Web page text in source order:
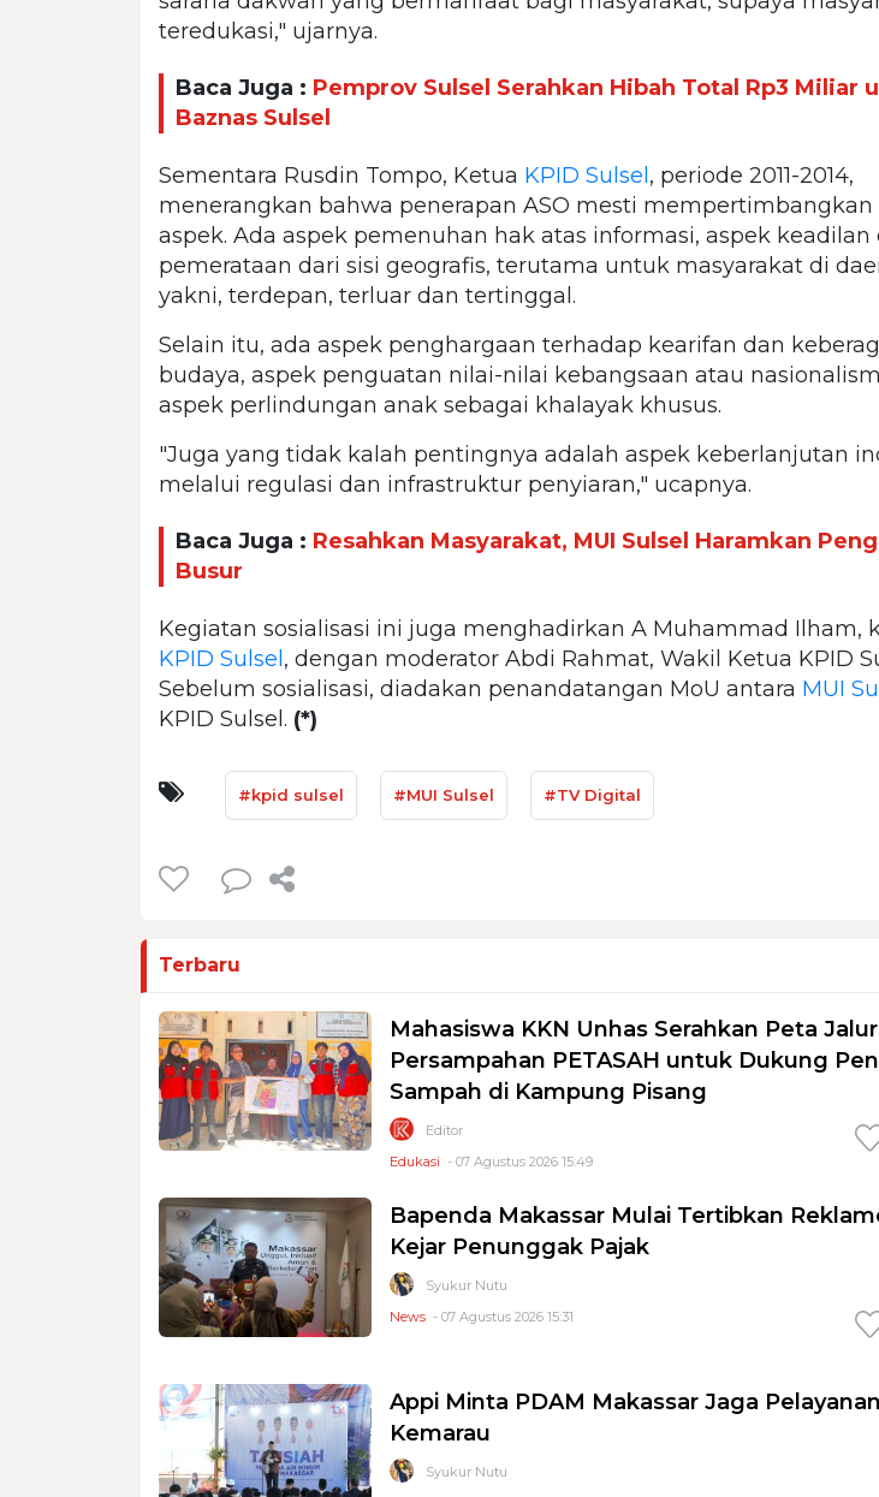
teredukasi," ujarnya.
Baca Juga : Pemprov Sulsel Serahkan Hibah Total Rp3 Miliar
Baznas Sulsel
Sementara Rusdin Tompo, Ketua KPID Sulsel, periode 2011-2014,
menerangkan bahwa penerapan ASO mesti mempertimbangkan
aspek. Ada aspek pemenuhan hak atas informasi, aspek keadilan
pemerataan dari sisi geografis, terutama untuk masyarakat di
yakni, terdepan, terluar dan tertinggal.
Selain itu, ada aspek penghargaan terhadap kearifan dan
budaya, aspek penguatan nilai-nilai kebangsaan atau
aspek perlindungan anak sebagai khalayak khusus.
"Juga yang tidak kalah pentingnya adalah aspek keberlanjutan
melalui regulasi dan infrastruktur penyiaran," ucapnya.
Baca Juga : Resahkan Masyarakat, MUI Sulsel Haramkan
Busur
Kegiatan sosialisasi ini juga menghadirkan A Muhammad Ilham,
KPID Sulsel, dengan moderator Abdi Rahmat, Wakil Ketua KPID
Sebelum sosialisasi, diadakan penandatangan MoU antara MUI
KPID Sulsel. (*)
#kpid sulsel #MUI Sulsel #TV Digital
Terbaru
Mahasiswa KKN Unhas Serahkan Peta Jalur
Persampahan PETASAH untuk Dukung
Sampah di Kampung Pisang
Editor
Edukasi - 07 Agustus 2026 15:49
Bapenda Makassar Mulai Tertibkan
Kejar Penunggak Pajak
Syukur Nutu
News - 07 Agustus 2026 15:31
Appi Minta PDAM Makassar Jaga
Kemarau
Syukur Nutu